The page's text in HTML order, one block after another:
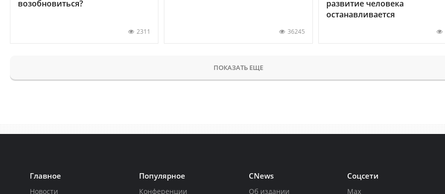
возобновиться?
2311 36245
развитие человека
останавливается
ПОКАЗАТЬ ЕЩЕ
Главное
Новости
Популярное
Конференции
CNews
Об издании
Соцсети
Max